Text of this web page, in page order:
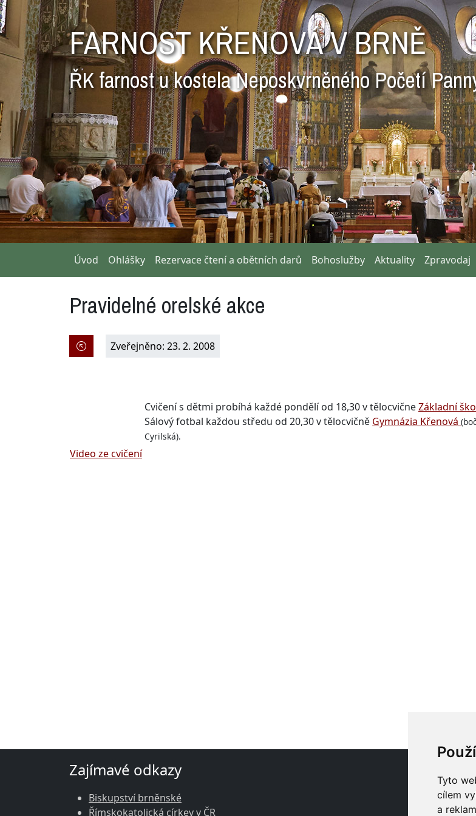
Tyto
cílem
a
FARNOST KŘENOVÁ V BRNĚ
ŘK farnost u kostela Neposkvrněného Početí
Úvod Ohlášky Rezervace čtení a obětních darů Bohoslužby Aktuality Zpravodaj
Pravidelné orelské akce
Zveřejněno: 23. 2. 2008
Video ze cvičení
Cvičení s dětmi probíhá každé pondělí od 18,30 v tělocvičneZákladní
Sálový fotbal každou středu od 20,30 v tělocvičně Gymnázia Křenová
Cyrilská).
Zajímavé odkazy
Biskupství brněnské
Římskokatolická církev v ČR